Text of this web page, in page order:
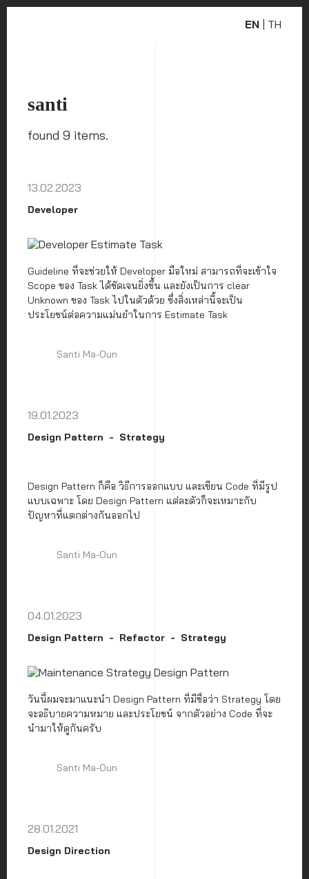
EN TH
santi
found 9 items.
13.02.2023
Developer
Guideline ที่จะช่วยให้ Developer มือใหม่ สามารถที่จะเข้าใจ
Scope ของ Task ได้ชัดเจนยิ่งขึ้น และยังเป็นการ clear
Unknown ของ Task ไปในตัวด้วย ซึ่งสิ่งเหล่านี้จะเป็น
ประโยชน์ต่อความแม่นยำในการ Estimate Task
Santi Ma-Oun
19.01.2023
Design Pattern Strategy
Design Pattern ก็คือ วิธีการออกแบบ และเขียน Code ที่มีรูป
แบบเฉพาะ โดย Design Pattern แต่ละตัวก็จะเหมาะกับ
ปัญหาที่แตกต่างกันออกไป
Santi Ma-Oun
04.01.2023
Design Pattern Refactor Strategy
วันนี้ผมจะมาแนะนำ Design Pattern ที่มีชื่อว่า Strategy โดย
จะอธิบายความหมาย และประโยชน์ จากตัวอย่าง Code ที่จะ
นำมาให้ดูกันครับ
Santi Ma-Oun
28.01.2021
Design Direction